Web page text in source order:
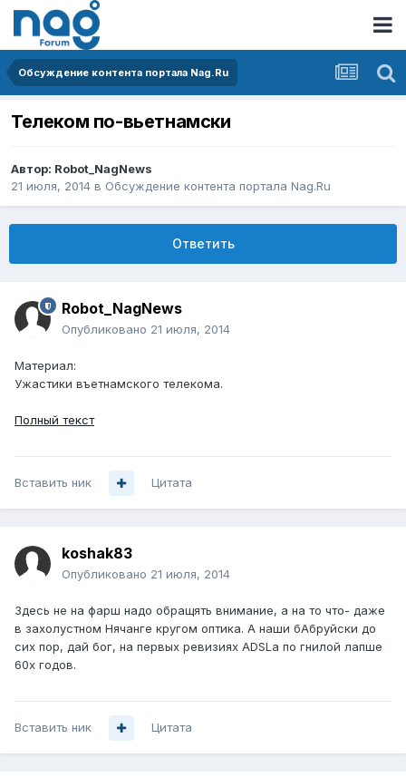
Обсуждение контента портала Nag.Ru
Телеком по-вьетнамски
Автор: Robot_NagNews
21 июля, 2014 в Обсуждение контента портала Nag.Ru
Ответить
Robot_NagNews
Опубликовано 21 июля, 2014
Материал:
Ужастики въетнамского телекома.
Полный текст
Вставить ник Цитата
koshak83
Опубликовано 21 июля, 2014
Здесь не на фарш надо обращять внимание, а на то что- даже
в захолустном Нячанге кругом оптика. А наши бАбруйски до
сих пор, дай бог, на первых ревизиях ADSLа по гнилой лапше
60х годов.
Вставить ник Цитата